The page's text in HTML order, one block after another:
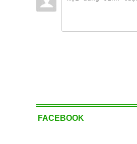
IEC C13
Chiều dài:1.8m
XEM NGAY
FACEBOOK